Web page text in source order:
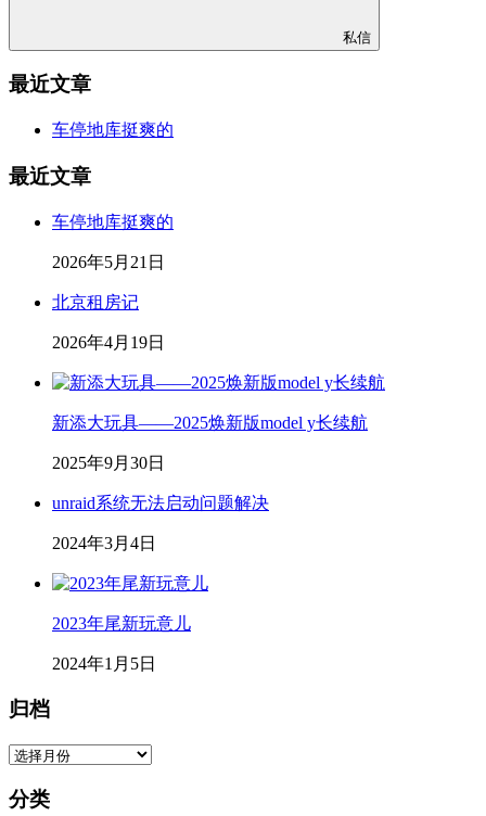
私信
最近文章
车停地库挺爽的
最近文章
车停地库挺爽的
2026年5月21日
北京租房记
2026年4月19日
新添大玩具——2025焕新版model y长续航
2025年9月30日
unraid系统无法启动问题解决
2024年3月4日
2023年尾新玩意儿
2024年1月5日
归档
归
分类